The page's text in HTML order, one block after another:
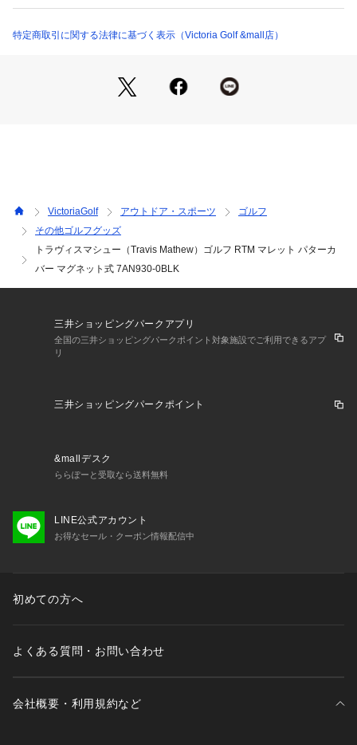
側にはソフトなクッション素材を使用し、パターをしっかり保
●こんな方におすすめ
・モダンでおしゃれなパターカバーを探している方
商品の色味が若干異なる場合があります。
※掲載の価格・製品のパッケージ・デザイン・仕様について、
予告なく変更することがあります。あらかじめご了承くださ
い。トラヴィスマシュー Travis Mathew TravisMathew ヴィ
6ssmodel カバー パターカバー パター マレット シンプル デ
ザイン ロゴ 無地 保護 移動 持ち運び 上品 軽量 おしゃれ ブラ
ンド 上質 高級感 ギフト 贈り物 プレゼント マグネット
特定商取引に関する法律に基づく表示（Victoria Golf &mall店）
VictoriaGolf アウトドア・スポーツ
ゴルフ
その他ゴルフグッズ
トラヴィスマシュー（Travis Mathew）ゴルフ RTM マレット パターカ
バー マグネット式 7AN930-0BLK
三井ショッピングパークアプリ
全国の三井ショッピングパークポイント対象施設でご利用できるアプ
リ
三井ショッピングパークポイント
&mallデスク
ららぽーと受取なら送料無料
LINE公式アカウント
お得なセール・クーポン情報配信中
初めての方へ
よくある質問・お問い合わせ
会社概要・利用規約など